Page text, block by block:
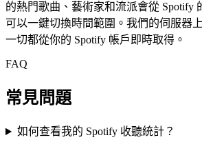
的熱門歌曲、藝術家和流派會從 Spotify
可以一鍵切換時間範圍。我們的伺服
一切都從你的 Spotify 帳戶即時取得。
FAQ
常見問題
如何查看我的 Spotify 收聽統計？